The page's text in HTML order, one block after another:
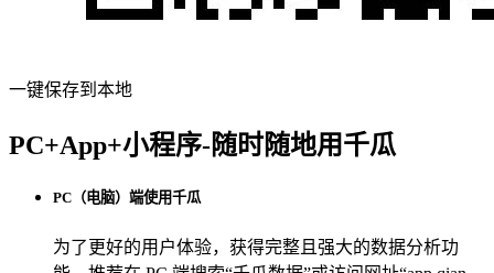
一键保存到本地
PC+App+小程序-随时随地用千瓜
PC（电脑）端使用千瓜
为了更好的用户体验，获得完整且强大的数据分析功